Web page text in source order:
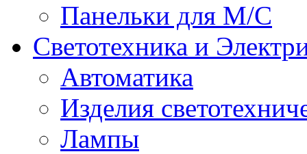
Панельки для М/С
Светотехника и
Автоматика
Изделия
Лампы